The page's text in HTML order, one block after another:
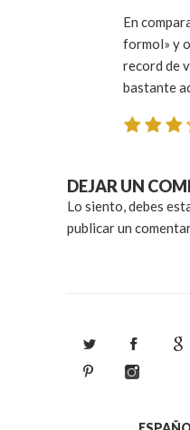
En
formol» y
record de
bastante
DEJAR UN
Lo siento, debes
publicar un